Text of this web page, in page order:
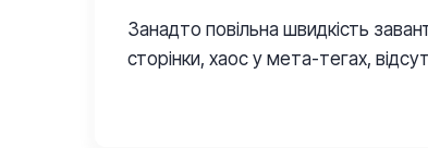
Занадто повільна швидкість
сторінки, хаос у мета-тегах,